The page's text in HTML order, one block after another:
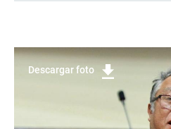
Descargar foto